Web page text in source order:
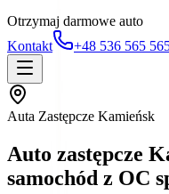
Otrzymaj darmowe auto
Kontakt
+48 536 565
Auta Zastępcze Kamieńsk
Auto zastępcze
samochód z OC